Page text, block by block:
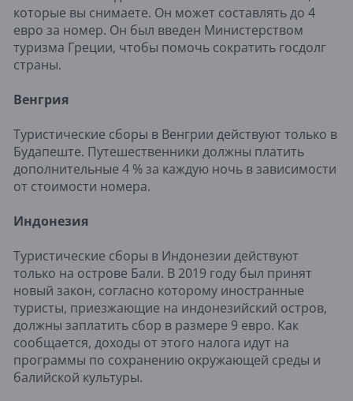
которые вы снимаете. Он может составлять до 4
евро за номер. Он был введен Министерством
туризма Греции, чтобы помочь сократить госдолг
страны.
Венгрия
Туристические сборы в Венгрии действуют только в
Будапеште. Путешественники должны платить
дополнительные 4 % за каждую ночь в зависимости
от стоимости номера.
Индонезия
Туристические сборы в Индонезии действуют
только на острове Бали. В 2019 году был принят
новый закон, согласно которому иностранные
туристы, приезжающие на индонезийский остров,
должны заплатить сбор в размере 9 евро. Как
сообщается, доходы от этого налога идут на
программы по сохранению окружающей среды и
балийской культуры.